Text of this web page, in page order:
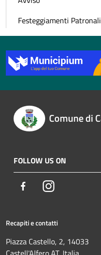
Festeggiamenti
Comune di
FOLLOW US ON
FacebookInstagram
Recapiti e contatti
Piazza Castello, 2, 14033